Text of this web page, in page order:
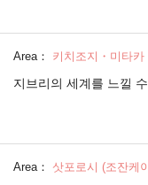
Area： 키치조지・미타카
지브리의 세계를 느낄
Area： 삿포로시 (조잔케